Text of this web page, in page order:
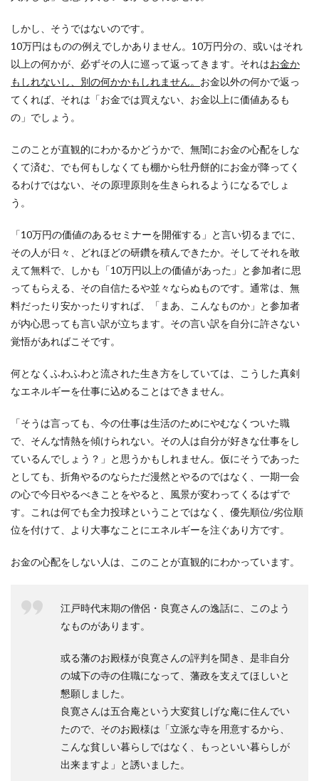
しかし、そうではないのです。
10万円はものの例えでしかありません。10万円分の、或いはそれ
以上の何かが、必ずその人に巡って返ってきます。それはお金か
もしれないし、別の何かかもしれません。 お金以外の何かで返っ
てくれば、それは「お金では買えない、お金以上に価値あるも
の」でしょう。
このことが直観的にわかるかどうかで、無闇にお金の心配をしな
くて済む、でも何もしなくても棚から牡丹餅的にお金が降ってく
るわけではない、その原理原則を生きられるようになるでしょ
う。
「10万円の価値のあるセミナーを開催する」と言い切るまでに、
その人が日々、どれほどの研鑽を積んできたか。そしてそれを敢
えて無料で、しかも「10万円以上の価値があった」と参加者に思
ってもらえる、その自信たるや並々ならぬものです。通常は、無
料だったり安かったりすれば、「まあ、こんなものか」と参加者
が内心思っても言い訳が立ちます。その言い訳を自分に許さない
覚悟があればこそです。
何となくふわふわと流された生き方をしていては、こうした真剣
なエネルギーを仕事に込めることはできません。
「そうは言っても、今の仕事は生活のためにやむなくついた職
で、そんな情熱を傾けられない。その人は自分が好きな仕事をし
ているんでしょう？」と思うかもしれません。仮にそうであった
としても、折角やるのならただ漫然とやるのではなく、一期一会
の心で今日やるべきことをやると、風景が変わってくるはずで
す。これは何でも全力投球ということではなく、優先順位/劣位順
位を付けて、より大事なことにエネルギーを注ぐあり方です。
お金の心配をしない人は、このことが直観的にわかっています。
江戸時代末期の僧侶・良寛さんの逸話に、このよう
なものがあります。
或る藩のお殿様が良寛さんの評判を聞き、是非自分
の城下の寺の住職になって、藩政を支えてほしいと
懇願しました。
良寛さんは五合庵という大変貧しげな庵に住んでい
たので、そのお殿様は「立派な寺を用意するから、
こんな貧しい暮らしではなく、もっといい暮らしが
出来ますよ」と誘いました。